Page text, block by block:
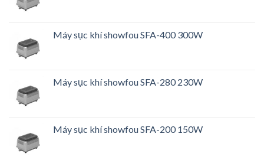
Máy sục khí showfou SFA-400 300W
Máy sục khí showfou SFA-280 230W
Máy sục khí showfou SFA-200 150W